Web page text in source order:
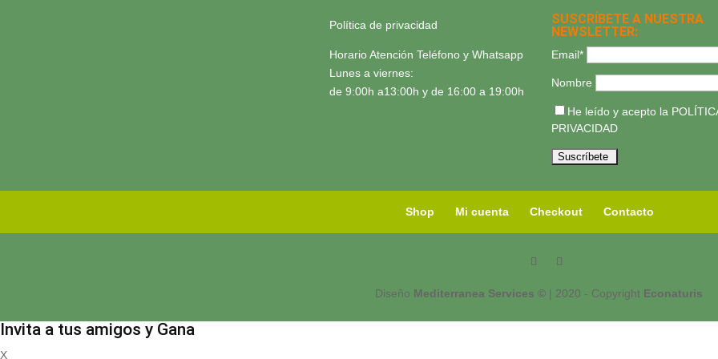
Política de privacidad
Horario Atención Teléfono y Whatsapp
Lunes a viernes:
de 9:00h a13:00h y de 16:00 a 19:00h
SUSCRÍBETE A NUESTRA
NEWSLETTER:
Email*
Nombre
He leído y acepto la
PRIVACIDAD
Shop Mi cuenta Checkout Contacto
Diseño Mediterranea Services ©| 2020 - Copyright Econaturis
Invita a tus amigos y Gana
X